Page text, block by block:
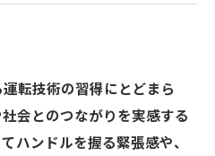
転技術の習得にとどまら
会とのつながりを実感する
ハンドルを握る緊張感や、